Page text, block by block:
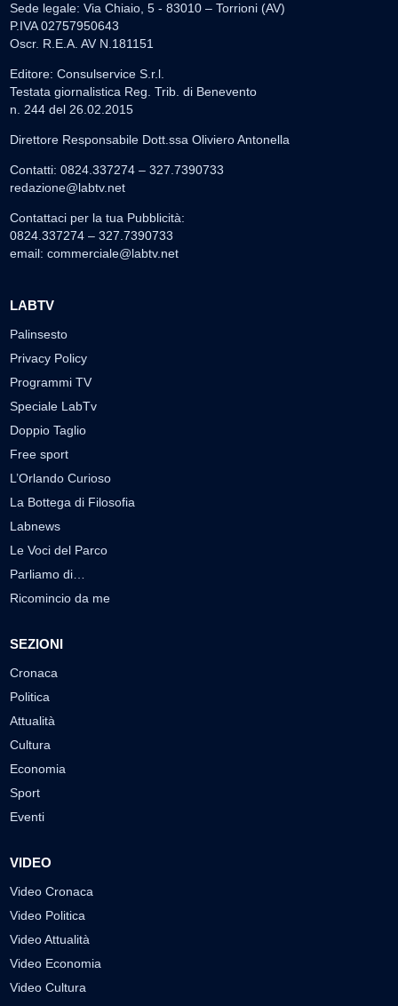
Sede legale: Via Chiaio, 5 - 83010 – Torrioni (AV)
P.IVA 02757950643
Oscr. R.E.A. AV N.181151
Editore: Consulservice S.r.l.
Testata giornalistica Reg. Trib. di Benevento
n. 244 del 26.02.2015
Direttore Responsabile Dott.ssa Oliviero Antonella
Contatti: 0824.337274 – 327.7390733
redazione@labtv.net
Contattaci per la tua Pubblicità:
0824.337274 – 327.7390733
email: commerciale@labtv.net
LABTV
Palinsesto
Privacy Policy
Programmi TV
Speciale LabTv
Doppio Taglio
Free sport
L’Orlando Curioso
La Bottega di Filosofia
Labnews
Le Voci del Parco
Parliamo di…
Ricomincio da me
SEZIONI
Cronaca
Politica
Attualità
Cultura
Economia
Sport
Eventi
VIDEO
Video Cronaca
Video Politica
Video Attualità
Video Economia
Video Cultura